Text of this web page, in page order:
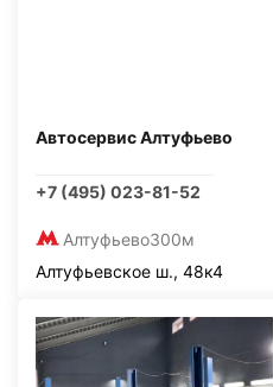
Автосервис Алтуфьево
+7 (495) 023-81-52
Алтуфьево300м
Алтуфьевское ш., 48к4